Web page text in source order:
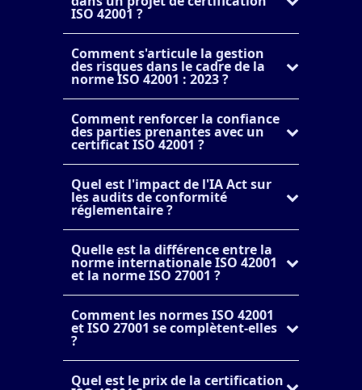
ISO 42001 ?
Comment s'articule la gestion
des risques dans le cadre de la
norme ISO 42001 : 2023 ?
Comment renforcer la confiance
des parties prenantes avec un
certificat ISO 42001 ?
Quel est l'impact de l'IA Act sur
les audits de conformité
réglementaire ?
Quelle est la différence entre la
norme internationale ISO 42001
et la norme ISO 27001 ?
Comment les normes ISO 42001
et ISO 27001 se complètent-elles
?
Quel est le prix de la certification